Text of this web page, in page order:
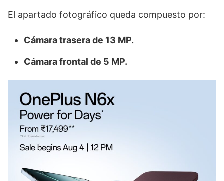
El apartado fotográfico queda compuesto por:
Cámara trasera de 13 MP.
Cámara frontal de 5 MP.